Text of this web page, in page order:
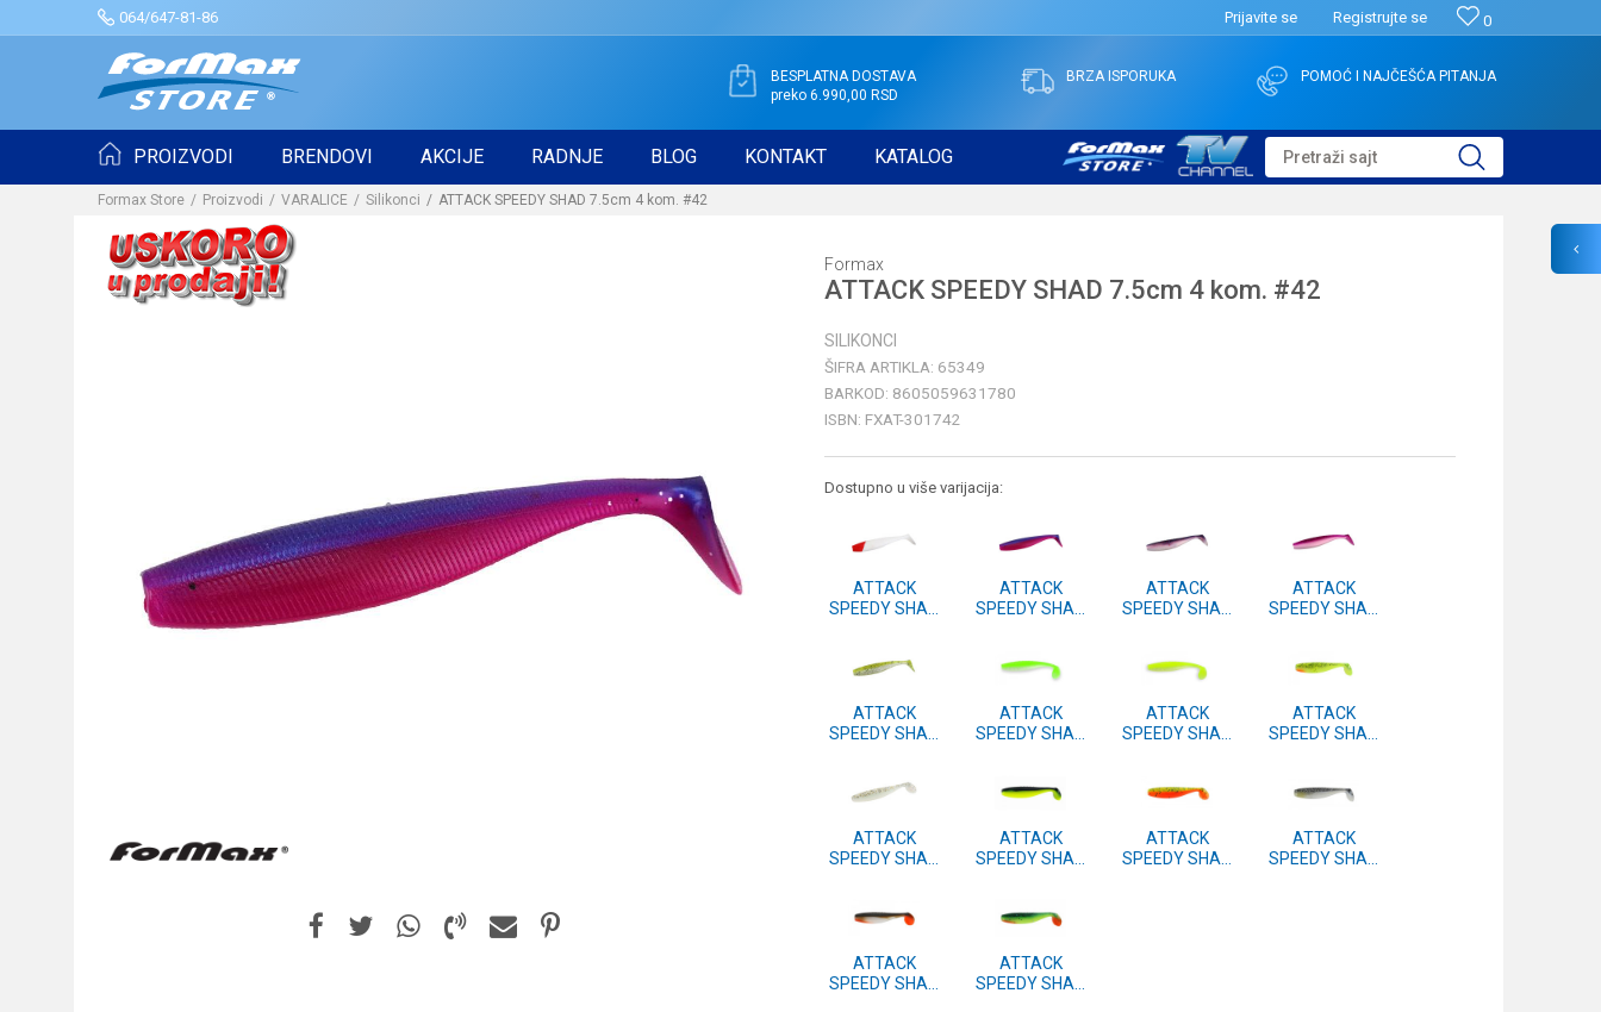
064/647-81-86 0
Prijavite se Registrujte se
BESPLATNA DOSTAVA
preko 6.990,00 RSD
BRZA ISPORUKA POMOĆ I NAJČEŠĆA PITANJA
PROIZVODI BRENDOVI AKCIJE RADNJE BLOG KONTAKT KATALOG Pretraži sajt
Formax Store Proizvodi VARALICE Silikonci ATTACK SPEEDY SHAD 7.5cm 4 kom. #42
Formax
ATTACK SPEEDY SHAD 7.5cm 4 kom. #42
SILIKONCI
ŠIFRA ARTIKLA: 65349
BARKOD: 8605059631780
ISBN: FXAT-301742
Dostupno u više varijacija:
ATTACK
SPEEDY SHAD
ATTACK
SPEEDY SHAD
ATTACK
SPEEDY SHAD
ATTACK
SPEEDY SHAD
ATTACK
SPEEDY SHAD
ATTACK
SPEEDY SHAD
ATTACK
SPEEDY SHAD
ATTACK
SPEEDY SHAD
ATTACK
SPEEDY SHAD
ATTACK
SPEEDY SHAD
ATTACK
SPEEDY SHAD
ATTACK
SPEEDY SHAD
ATTACK
SPEEDY SHAD
ATTACK
SPEEDY SHAD